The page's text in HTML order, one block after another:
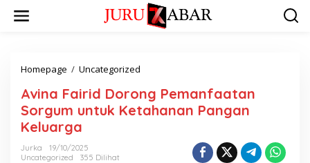
Homepage / Uncategorized
Avina Fairid Dorong Pemanfaatan
Sorgum untuk Ketahanan Pangan
Keluarga
Jurka
19/10/2025
Uncategorized
355 Dilihat